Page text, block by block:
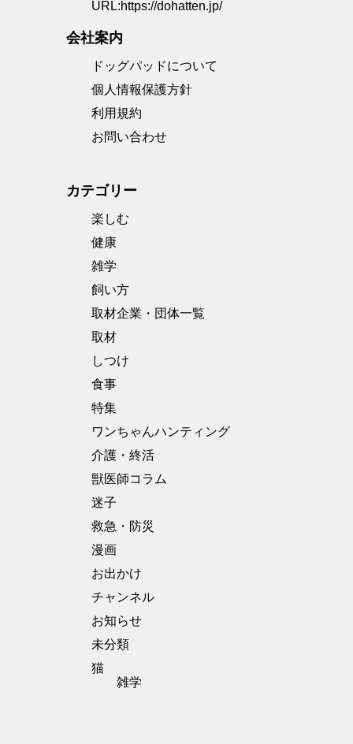
URL:https://dohatten.jp/
会社案内
ドッグパッドについて
個人情報保護方針
利用規約
お問い合わせ
カテゴリー
楽しむ
健康
雑学
飼い方
取材企業・団体一覧
取材
しつけ
食事
特集
ワンちゃんハンティング
介護・終活
獣医師コラム
迷子
救急・防災
漫画
お出かけ
チャンネル
お知らせ
未分類
猫
雑学